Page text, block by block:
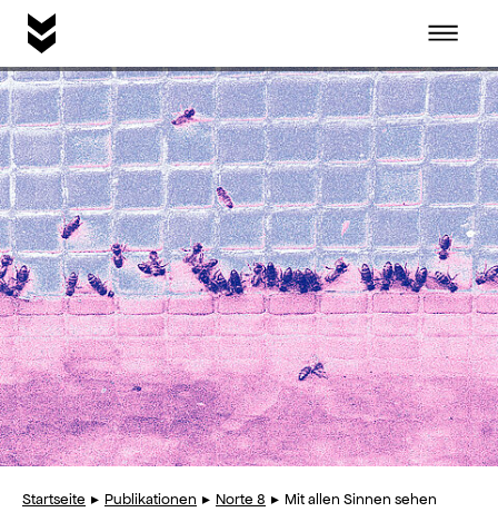
DE
Home page
Idee
Publikationen
Instagram
Startseite Publikationen Norte 8 Mit allen Sinnen sehen